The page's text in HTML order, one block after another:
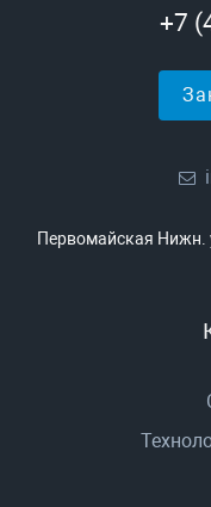
+7
Первомайская